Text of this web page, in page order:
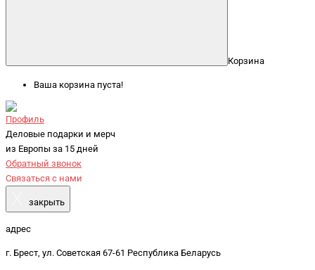
Корзина
Ваша корзина пуста!
Профиль
Деловые подарки и мерч
из Европы за 15 дней
Обратный звонок
Связаться с нами
закрыть
адрес
г. Брест, ул. Советская 67-61 Республика Беларусь